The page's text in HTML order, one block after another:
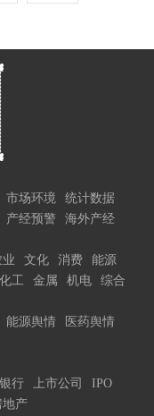
市场环境
统计数据
产经预警
海外产经
业 文化 消费
能源
化工 金属 机电
综合
能源舆情
医药舆情
银行 上市公司
IPO
地产